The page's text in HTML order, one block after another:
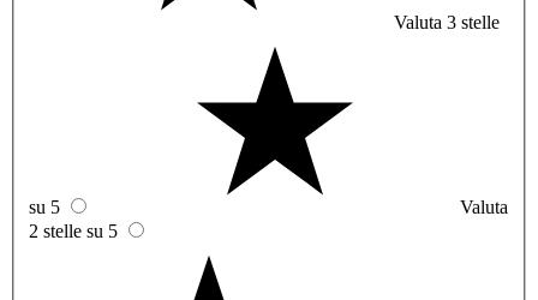
Valuta 3 stelle
su 5
Valuta
2 stelle su 5